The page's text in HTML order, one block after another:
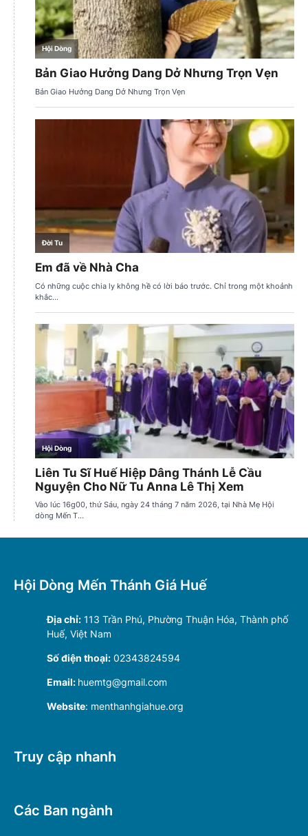
Hội Dòng Mến Thánh Giá Huế
Địa chỉ: 113 Trần Phú, Phường Thuận Hóa, Thành phố
Huế, Việt Nam
Số điện thoại: 02343824594
Email: huemtg@gmail.com
Website: menthanhgiahue.org
Truy cập nhanh
Các Ban ngành